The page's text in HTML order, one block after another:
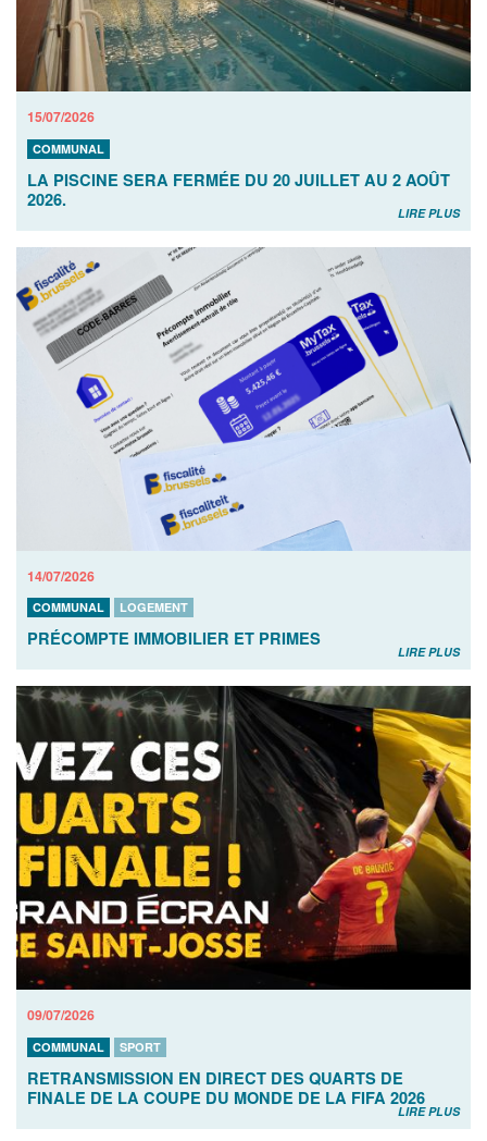
15/07/2026
COMMUNAL
LA PISCINE SERA FERMÉE DU 20 JUILLET AU 2 AOÛT
2026.
LIRE PLUS
14/07/2026
COMMUNAL LOGEMENT
PRÉCOMPTE IMMOBILIER ET PRIMES
LIRE PLUS
09/07/2026
COMMUNAL SPORT
RETRANSMISSION EN DIRECT DES QUARTS DE
FINALE DE LA COUPE DU MONDE DE LA FIFA 2026
LIRE PLUS